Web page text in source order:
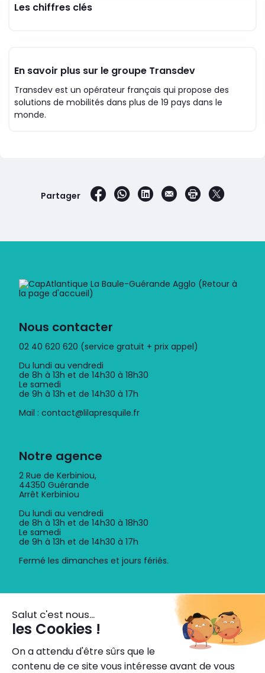
Les chiffres clés
En savoir plus sur le groupe Transdev
Transdev est un opérateur français qui propose des
solutions de mobilités dans plus de 19 pays dans le
monde.
Partager sur Facebook
par WhatsApp
sur LinkedInpar e-mailImprimer la
sur X
Nous contacter
02 40 620 620 (service gratuit + prix appel)
Du lundi au vendredi
de 8h à 13h et de 14h30 à 18h30
Le samedi
de 9h à 13h et de 14h30 à 17h
Mail : contact@lilapresquile.fr
Notre agence
2 Rue de Kerbiniou,
44350 Guérande
Arrêt Kerbiniou
Du lundi au vendredi
de 8h à 13h et de 14h30 à 18h30
Le samedi
de 9h à 13h et de 14h30 à 17h
Fermé les dimanches et jours fériés.
Horaires, itinéraires, titres de transport dématérialisés,
info trafic.